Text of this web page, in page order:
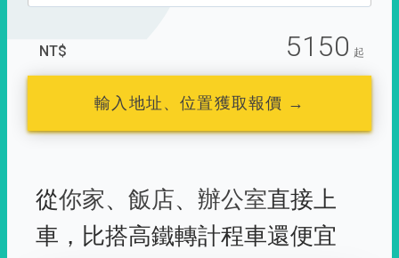
NT$ 5150 起
輸入地址、位置獲取報價 →
從你家、 飯店、 辦公室直接上
車， 比搭高鐵轉計程車還便宜